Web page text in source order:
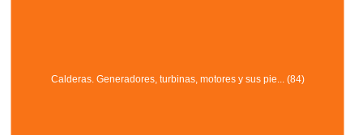
Calderas. Generadores, turbinas, motores y sus pie... (84)